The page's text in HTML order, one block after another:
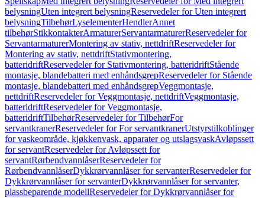
belysningUten integrert belysningReservedeler for Uten integrert
belysningTilbehørLyselementerHendlerAnnet
tilbehørStikkontakterArmaturerServantarmaturerReservedeler for
ServantarmaturerMontering av stativ, nettdriftReservedeler for
Montering av stativ, nettdriftStativmontering,
batteridriftReservedeler for Stativmontering, batteridriftStående
montasje, blandebatteri med enhåndsgrepReservedeler for Stående
montasje, blandebatteri med enhåndsgrepVeggmontasje,
nettdriftReservedeler for Veggmontasje, nettdriftVeggmontasje,
batteridriftReservedeler for Veggmontasje,
batteridriftTilbehørReservedeler for TilbehørFor
servantkranerReservedeler for For servantkranerUtstyrstilkoblinger
for vaskeområde, kjøkkenvask, apparater og utslagsvaskAvløpssett
for servantReservedeler for Avløpssett for
servantRørbendvannlåserReservedeler for
RørbendvannlåserDykkrørvannlåser for servanterReservedeler for
Dykkrørvannlåser for servanterDykkrørvannlåser for servanter,
plassbeparende modellReservedeler for Dykkrørvannlåser for